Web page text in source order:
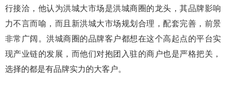
行接洽，他认为洪城大市场是洪城商圈的龙头，其品牌影响
力不言而喻，而且新洪城大市场规划合理，配套完善，前景
非常广阔。洪城商圈的品牌客户都想在这个高起点的平台实
现产业链的发展，而他们对抱团入驻的商户也是严格把关，
选择的都是有品牌实力的大客户。